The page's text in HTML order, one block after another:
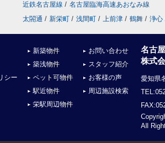
近鉄名古屋線 / 名古屋臨海高速あおなみ線
太閤通 / 新栄町 / 浅間町 / 上前津 / 鶴舞 / 浄心
シー
新築物件
築浅物件
ペット可物件
駅近物件
栄駅周辺物件
お問い合わせ
スタッフ紹介
お客様の声
周辺施設検索
名古
株式
愛知県
All